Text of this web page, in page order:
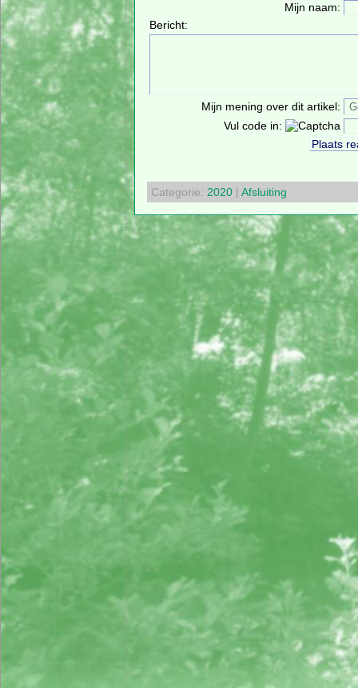
Mijn naam:
Bericht:
Mijn mening over dit artikel:
Vul code in:
Categorie: 2020| Afsluiting